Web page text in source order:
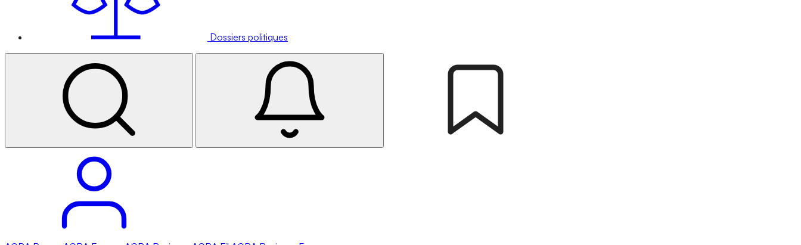
Dossiers politiques